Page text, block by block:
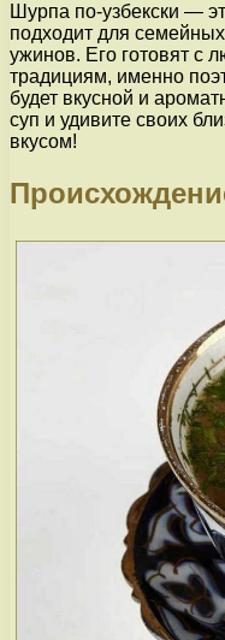
Шурпа по-узбекски —
подходит для
ужинов. Его готовят с
традициям, именно
будет вкусной и
суп и удивите своих
вкусом!